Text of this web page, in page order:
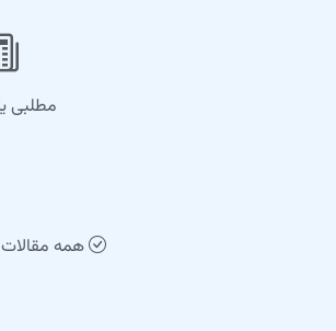
مطلبی
همه